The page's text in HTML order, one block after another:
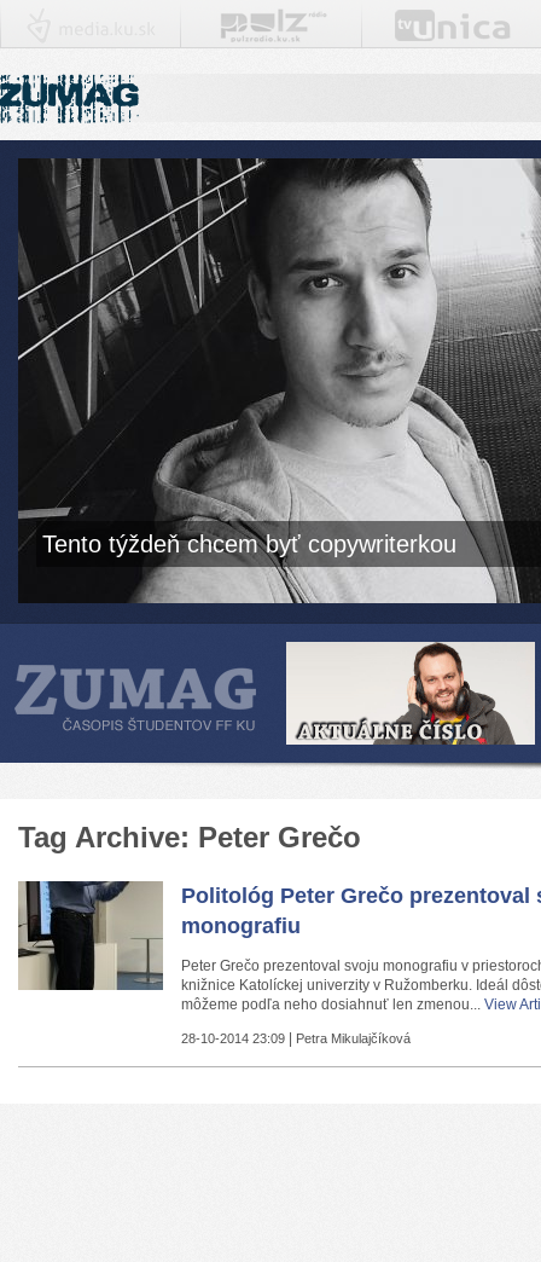
Tento týždeň chcem byť copywriterkou
Tag Archive: Peter Grečo
Politológ Peter Grečo prezentoval
monografiu
Peter Grečo prezentoval svoju monografiu v
knižnice Katolíckej univerzity v Ružomberku. Ideál
môžeme podľa neho dosiahnuť len zmenou... View
28-10-2014 23:09 Petra Mikulajčíková